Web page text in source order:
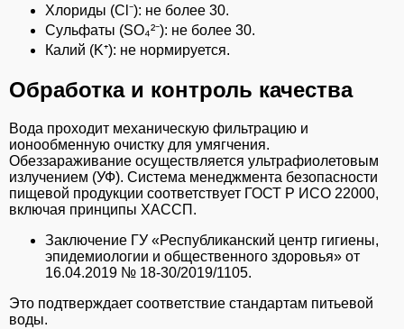
Хлориды (Cl⁻): не более 30.
Сульфаты (SO₄²⁻): не более 30.
Калий (K⁺): не нормируется.
Обработка и контроль качества
Вода проходит механическую фильтрацию и
ионообменную очистку для умягчения.
Обеззараживание осуществляется ультрафиолетовым
излучением (УФ). Система менеджмента безопасности
пищевой продукции соответствует ГОСТ Р ИСО 22000,
включая принципы ХАССП.
Заключение ГУ «Республиканский центр гигиены,
эпидемиологии и общественного здоровья» от
16.04.2019 № 18-30/2019/1105.
Это подтверждает соответствие стандартам питьевой
воды.